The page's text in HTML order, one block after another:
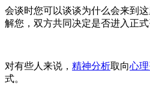
会谈时您可以谈谈为什么会来到
解您，双方共同决定是否进入正式
对有些人来说， 精神分析取向心
式。